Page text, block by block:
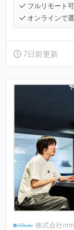
フルリモート可
オンラインで
7日前更新
株式会社